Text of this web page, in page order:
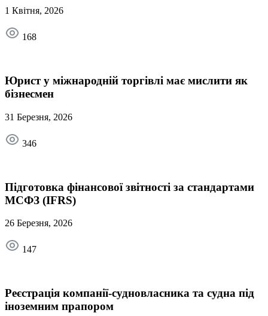
1 Квітня, 2026
168
Юрист у міжнародній торгівлі має мислити як
бізнесмен
31 Березня, 2026
346
Підготовка фінансової звітності за стандартами
МСФЗ (IFRS)
26 Березня, 2026
147
Реєстрація компанії-судновласника та судна під
іноземним прапором